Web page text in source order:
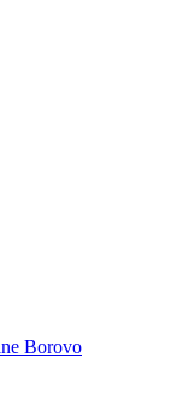
Borovo